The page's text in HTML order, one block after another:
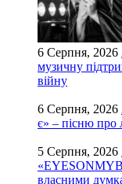
6 Серпня, 2026
музичну
війну
6 Серпня, 2026
є» – пісню про
5 Серпня, 2026
власними